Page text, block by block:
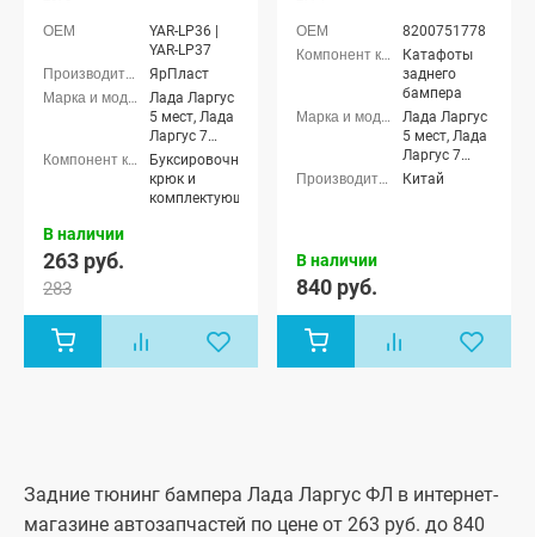
YAR-LP36 |
YAR-LP37
ЯрПласт
Лада Ларгус
5 мест, Лада
Ларгус 7
мест, Лада
Ларгус
Кросс 5
мест, Лада
Ларгус FL
Буксировочный
крюк и
комплектующие
В наличии
263 руб.
283
8200751778
Катафоты
заднего
бампера
Лада Ларгус
5 мест, Лада
Ларгус 7
мест, Лада
Ларгус FL 7
мест, Лада
Китай
В наличии
840 руб.
Задние тюнинг бампера Лада Ларгус ФЛ в интернет-
магазине автозапчастей по цене от 263 руб. до 840